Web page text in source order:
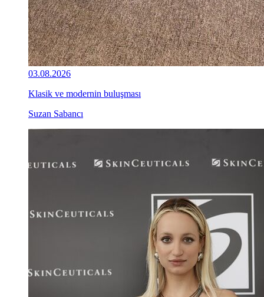
03.08.2026
Klasik ve modernin buluşması
Suzan Sabancı